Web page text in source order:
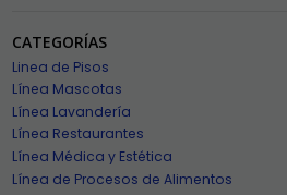
CATEGORÍAS
Linea de Pisos
Línea Mascotas
Línea Lavandería
Línea Restaurantes
Línea Médica y Estética
Línea de Procesos de Alimentos